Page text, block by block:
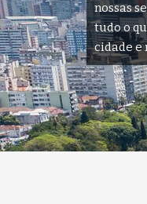
nossas
tudo o
cidade e